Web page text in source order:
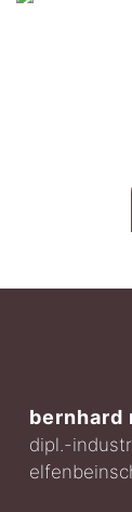
bernhard
dipl.-